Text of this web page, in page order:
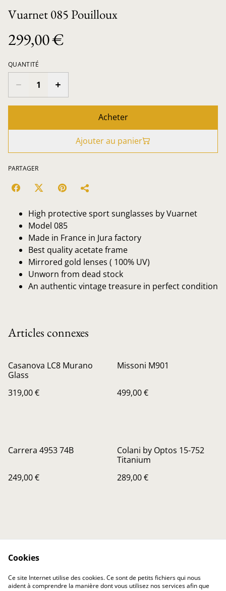
Vuarnet 085 Pouilloux
299,00 €
QUANTITÉ
Acheter
Ajouter au panier
PARTAGER
High protective sport sunglasses by Vuarnet
Model 085
Made in France in Jura factory
Best quality acetate frame
Mirrored gold lenses ( 100% UV)
Unworn from dead stock
An authentic vintage treasure in perfect condition
Articles connexes
Casanova LC8 Murano
Glass
319,00 €
Missoni M901
499,00 €
Carrera 4953 74B
249,00 €
Colani by Optos 15-752
Titanium
289,00 €
Politique de
Politique de cookies
Cookies
Ce site Internet utilise des cookies. Ce sont de petits fichiers qui nous
aident à comprendre la manière dont vous utilisez nos services afin que